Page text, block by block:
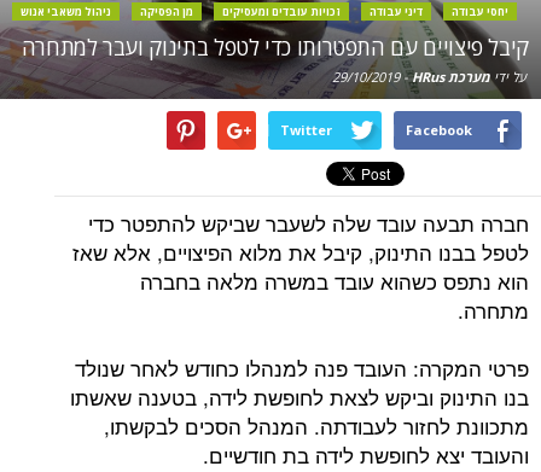
יחסי עבודה דיני עבודה זכויות עובדים ומעסיקים מן הפסיקה ניהול משאבי אנוש
קיבל פיצויים עם התפטרותו כדי לטפל בתינוק ועבר למתחרה
על ידימערכת HRus -
29/10/2019
Facebook
Twitter
חברה תבעה עובד שלה לשעבר שביקש להתפטר כדי
לטפל בבנו התינוק, קיבל את מלוא הפיצויים, אלא שאז
הוא נתפס כשהוא עובד במשרה מלאה בחברה
מתחרה.
פרטי המקרה: העובד פנה למנהלו כחודש לאחר שנולד
בנו התינוק וביקש לצאת לחופשת לידה, בטענה שאשתו
מתכוונת לחזור לעבודתה. המנהל הסכים לבקשתו,
והעובד יצא לחופשת לידה בת חודשיים.